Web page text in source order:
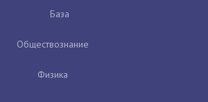
База
Обществознание
Физика